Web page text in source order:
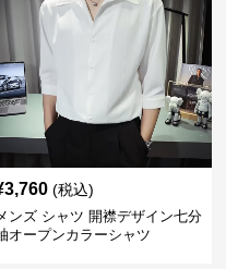
3,760 (税込)
ンズ シャツ 開襟デザイン七分
オープンカラーシャツ